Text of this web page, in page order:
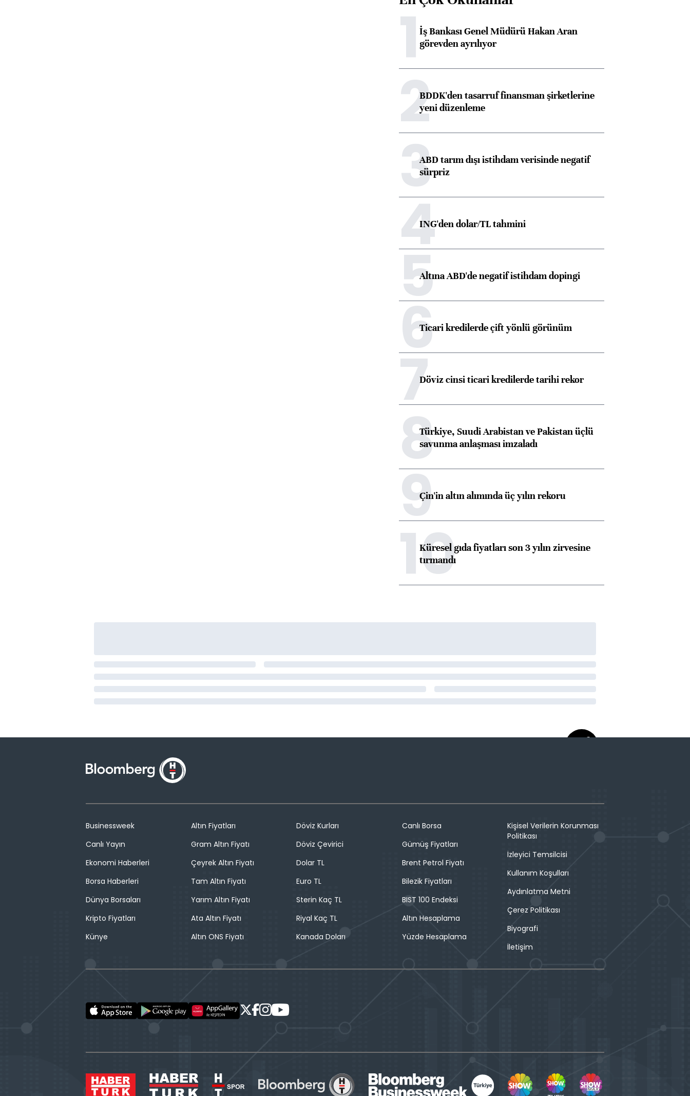
1İş Bankası Genel Müdürü Hakan Aran
görevden ayrılıyor
2BDDK'den tasarruf finansman şirketlerine
yeni düzenleme
3ABD tarım dışı istihdam verisinde negatif
sürpriz
4ING'den dolar/TL tahmini
5Altına ABD'de negatif istihdam dopingi
6Ticari kredilerde çift yönlü görünüm
7Döviz cinsi ticari kredilerde tarihi rekor
8Türkiye, Suudi Arabistan ve Pakistan üçlü
savunma anlaşması imzaladı
9Çin'in altın alımında üç yılın rekoru
10
Küresel gıda fiyatları son 3 yılın zirvesine
tırmandı
Businessweek
Canlı Yayın
Ekonomi Haberleri
Borsa Haberleri
Dünya Borsaları
Kripto Fiyatları
Künye
Altın Fiyatları
Gram Altın Fiyatı
Çeyrek Altın Fiyatı
Tam Altın Fiyatı
Yarım Altın Fiyatı
Ata Altın Fiyatı
Altın ONS Fiyatı
Döviz Kurları
Döviz Çevirici
Dolar TL
Euro TL
Sterin Kaç TL
Riyal Kaç TL
Kanada Doları
Canlı Borsa
Gümüş Fiyatları
Brent Petrol Fiyatı
Bilezik Fiyatları
BIST 100 Endeksi
Altın Hesaplama
Yüzde Hesaplama
Kişisel Verilerin Korunması
Politikası
İzleyici Temsilcisi
Kullanım Koşulları
Aydınlatma Metni
Çerez Politikası
Biyografi
İletişim